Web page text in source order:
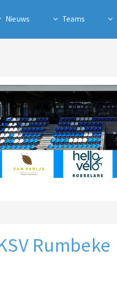
Nieuws Teams
Rumbeke